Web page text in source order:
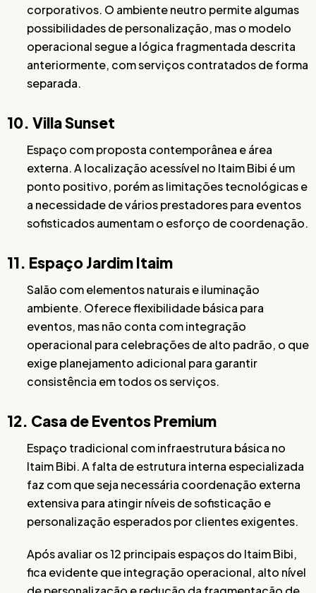
corporativos. O ambiente neutro permite algumas
possibilidades de personalização, mas o modelo
operacional segue a lógica fragmentada descrita
anteriormente, com serviços contratados de forma
separada.
10. Villa Sunset
Espaço com proposta contemporânea e área
externa. A localização acessível no Itaim Bibi é um
ponto positivo, porém as limitações tecnológicas e
a necessidade de vários prestadores para eventos
sofisticados aumentam o esforço de coordenação.
11. Espaço Jardim Itaim
Salão com elementos naturais e iluminação
ambiente. Oferece flexibilidade básica para
eventos, mas não conta com integração
operacional para celebrações de alto padrão, o que
exige planejamento adicional para garantir
consistência em todos os serviços.
12. Casa de Eventos Premium
Espaço tradicional com infraestrutura básica no
Itaim Bibi. A falta de estrutura interna especializada
faz com que seja necessária coordenação externa
extensiva para atingir níveis de sofisticação e
personalização esperados por clientes exigentes.
Após avaliar os 12 principais espaços do Itaim Bibi,
fica evidente que integração operacional, alto nível